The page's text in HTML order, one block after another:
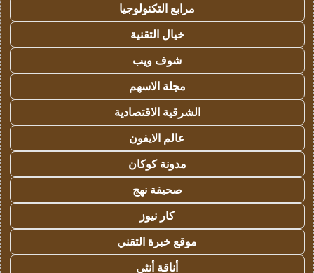
مرابع التكنولوجيا
خيال التقنية
شوف ويب
مجلة الاسهم
الشرقية الاقتصادية
عالم الايفون
مدونة كوكان
صحيفة نهج
كار نيوز
موقع خبرة التقني
أناقة أنثى